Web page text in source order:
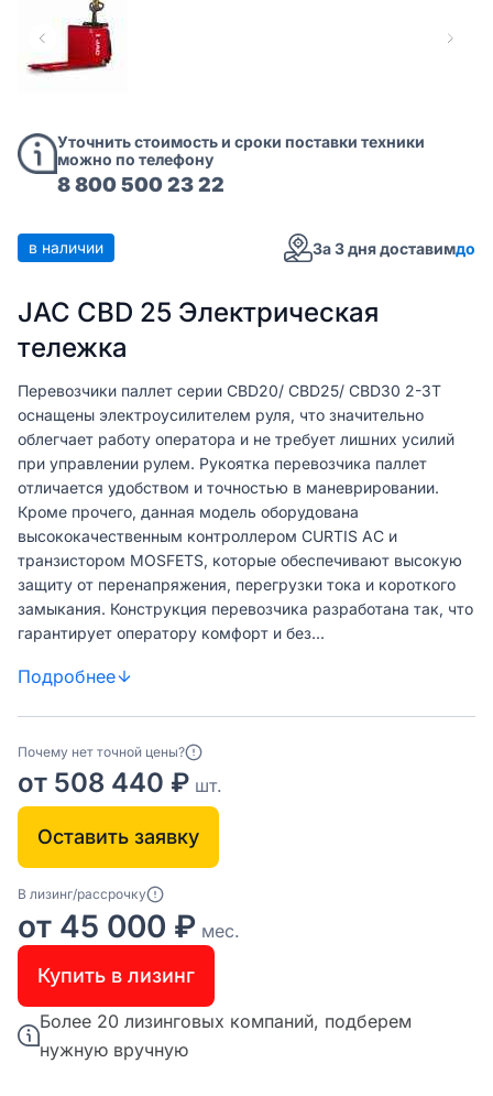
Уточнить стоимость и сроки поставки техники
можно по телефону
8 800 500 23 22
в наличии За 3 дня доставимдо
JAC CBD 25 Электрическая
тележка
Перевозчики паллет серии CBD20/ CBD25/ CBD30 2-3T
оснащены электроусилителем руля, что значительно
облегчает работу оператора и не требует лишних усилий
при управлении рулем. Рукоятка перевозчика паллет
отличается удобством и точностью в маневрировании.
Кроме прочего, данная модель оборудована
высококачественным контроллером CURTIS AC и
транзистором MOSFETS, которые обеспечивают высокую
защиту от перенапряжения, перегрузки тока и короткого
замыкания. Конструкция перевозчика разработана так, что
гарантирует оператору комфорт и без...
Подробнее
Почему нет точной цены?
от 508 440 ₽ шт.
Оставить заявку
В лизинг/рассрочку
от 45 000 ₽ мес.
Купить в лизинг
Более 20 лизинговых компаний, подберем
нужную вручную